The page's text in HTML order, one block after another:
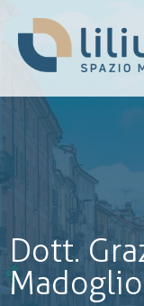
Dott.
Madoglio